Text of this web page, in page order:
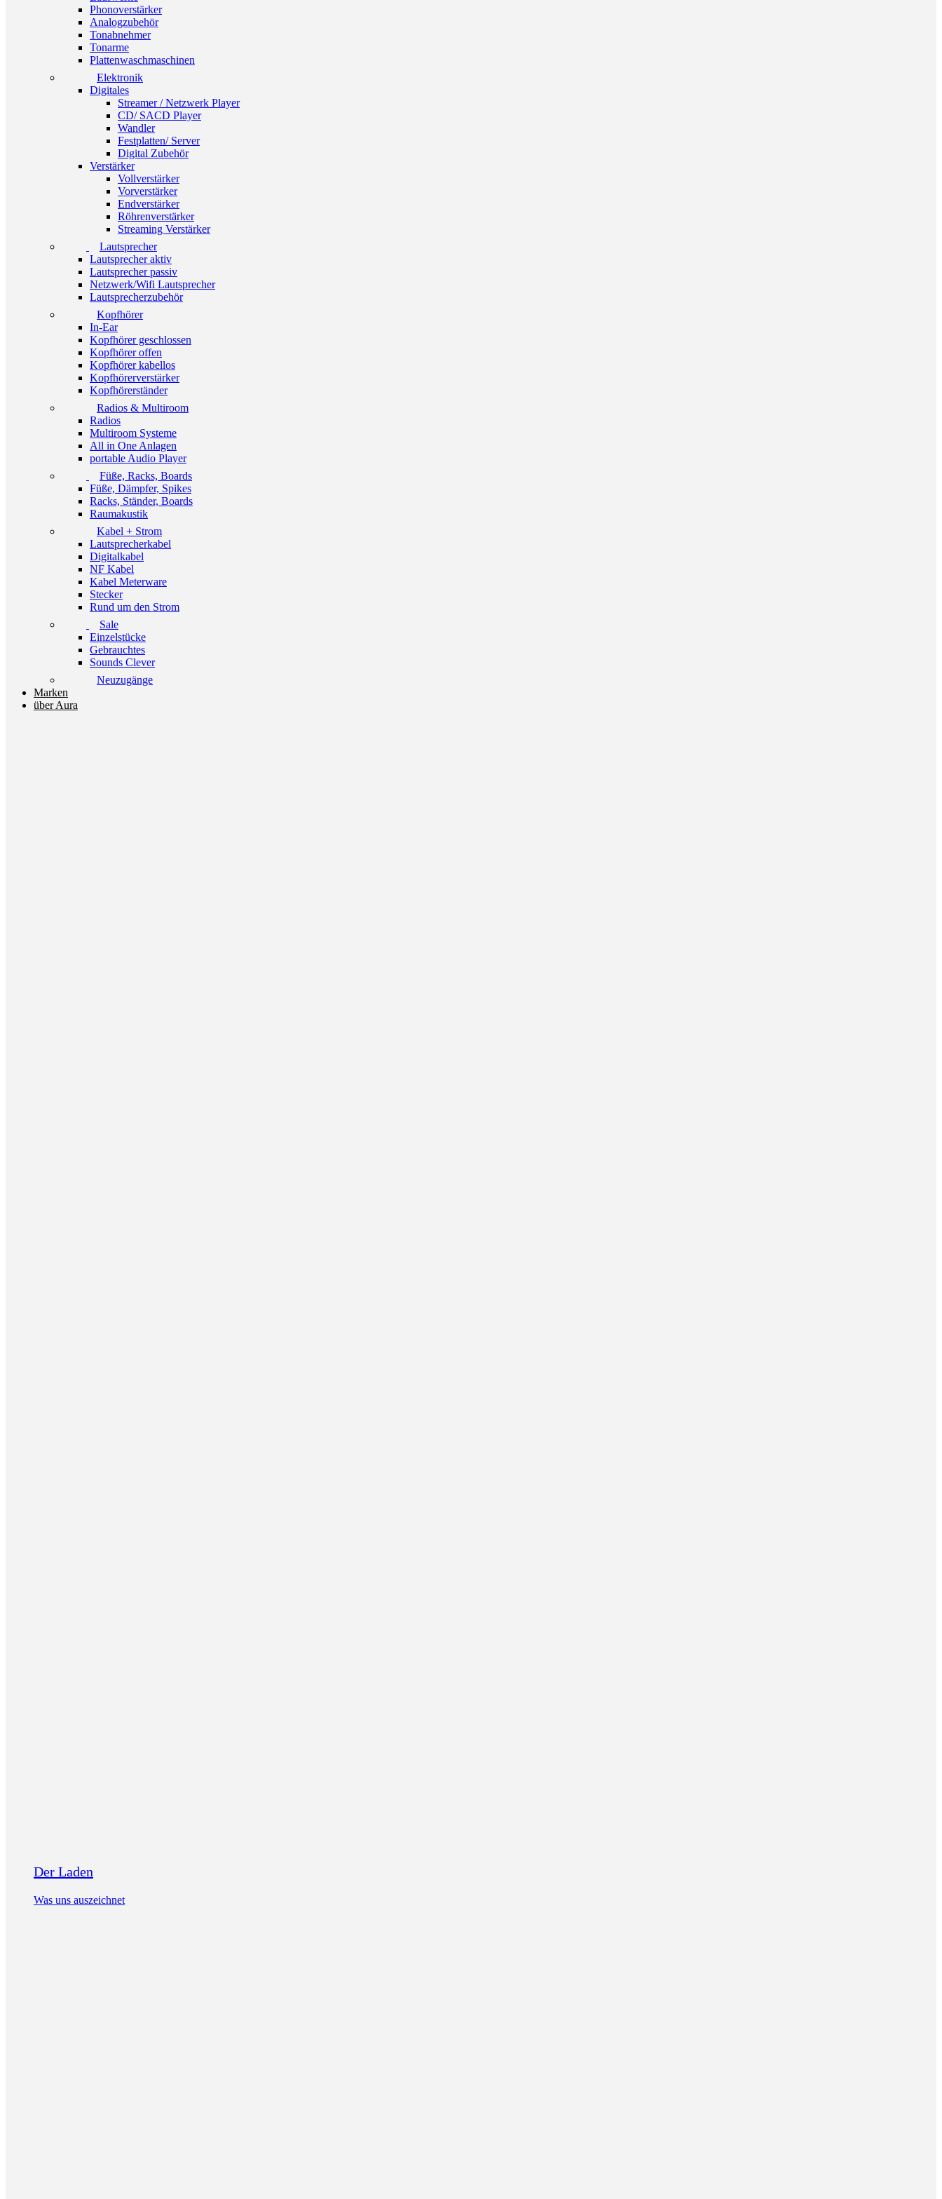
Phonoverstärker
Analogzubehör
Tonabnehmer
Tonarme
Plattenwaschmaschinen
Elektronik
Digitales
Streamer / Netzwerk Player
CD/ SACD Player
Wandler
Festplatten/ Server
Digital Zubehör
Verstärker
Vollverstärker
Vorverstärker
Endverstärker
Röhrenverstärker
Streaming Verstärker
Lautsprecher
Lautsprecher aktiv
Lautsprecher passiv
Netzwerk/Wifi Lautsprecher
Lautsprecherzubehör
Kopfhörer
In-Ear
Kopfhörer geschlossen
Kopfhörer offen
Kopfhörer kabellos
Kopfhörerverstärker
Kopfhörerständer
Radios & Multiroom
Radios
Multiroom Systeme
All in One Anlagen
portable Audio Player
Füße, Racks, Boards
Füße, Dämpfer, Spikes
Racks, Ständer, Boards
Raumakustik
Kabel + Strom
Lautsprecherkabel
Digitalkabel
NF Kabel
Kabel Meterware
Stecker
Rund um den Strom
Sale
Einzelstücke
Gebrauchtes
Sounds Clever
Neuzugänge
Marken
über Aura
Der Laden
Was uns auszeichnet